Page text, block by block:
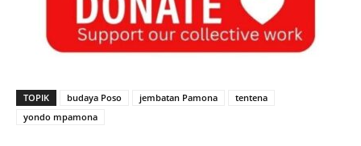
TOPIK budaya Poso jembatan Pamona
tentena
yondo mpamona